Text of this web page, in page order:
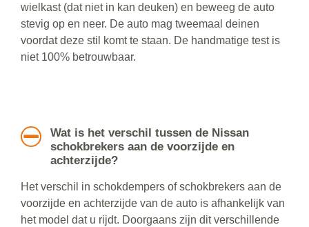
wielkast (dat niet in kan deuken) en beweeg de auto
stevig op en neer. De auto mag tweemaal deinen
voordat deze stil komt te staan. De handmatige test is
niet 100% betrouwbaar.
Wat is het verschil tussen de Nissan
schokbrekers aan de voorzijde en
achterzijde?
Het verschil in schokdempers of schokbrekers aan de
voorzijde en achterzijde van de auto is afhankelijk van
het model dat u rijdt. Doorgaans zijn dit verschillende